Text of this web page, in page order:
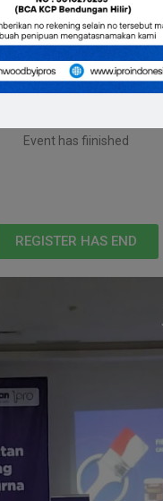
00
Seconds
Event has fiinished
REGISTER HAS END